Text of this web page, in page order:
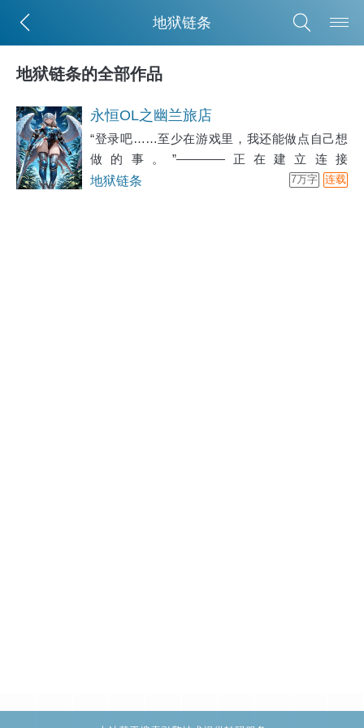
地狱链条
地狱链条的全部作品
永恒OL之幽兰旅店
“登录吧……至少在游戏里，我还能做点自己想
做的事。”————正在建立连接
———————欢迎来到《永恒OL》————
地狱链条 连载
7万字